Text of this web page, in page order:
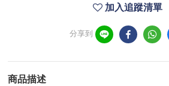
加入追蹤清單
分享到
商品描述